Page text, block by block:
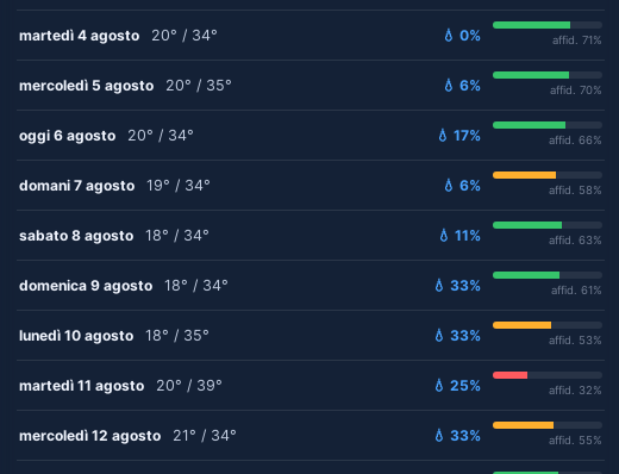
martedì 4 agosto 20° / 34° 💧 0% affid. 71%
mercoledì 5 agosto 20° / 35° 💧 6% affid. 70%
oggi 6 agosto 20° / 34° 💧 17% affid. 66%
domani 7 agosto 19° / 34° 💧 6% affid. 58%
sabato 8 agosto 18° / 34° 💧 11% affid. 63%
domenica 9 agosto 18° / 34° 💧 33% affid. 61%
lunedì 10 agosto 18° / 35° 💧 33% affid. 53%
martedì 11 agosto 20° / 39° 💧 25% affid. 32%
mercoledì 12 agosto 21° / 34° 💧 33% affid. 55%